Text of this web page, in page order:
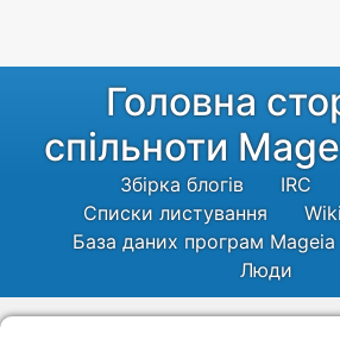
Головна
спільноти
Збірка блогів
IRC
Списки листування
Wiki
База даних програм Mageia
Люди